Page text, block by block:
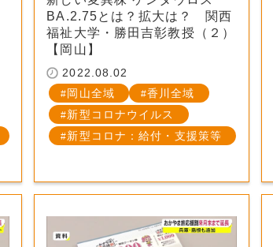
BA.2.75とは？拡大は？ 関西
福祉大学・勝田吉彰教授（２）
【岡山】
2022.08.02
岡山全域
香川全域
新型コロナウイルス
新型コロナ：給付・支援策等